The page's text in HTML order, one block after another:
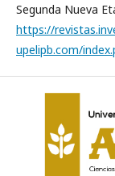
Segunda Nueva
https://
upelipb.com/